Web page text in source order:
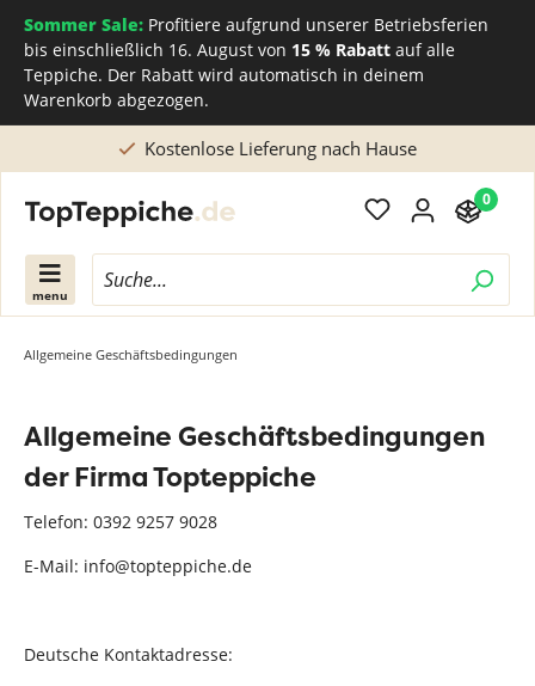
Sommer Sale: Profitiere aufgrund unserer Betriebsferien
bis einschließlich 16. August von 15 % Rabatt auf alle
Teppiche. Der Rabatt wird automatisch in deinem
Warenkorb abgezogen.
Direkt beim Teppichhersteller kaufen
menu
0
Allgemeine Geschäftsbedingungen
Allgemeine Geschäftsbedingungen
der Firma Topteppiche
Telefon: 0392 9257 9028
E-Mail: info@topteppiche.de
Deutsche Kontaktadresse: